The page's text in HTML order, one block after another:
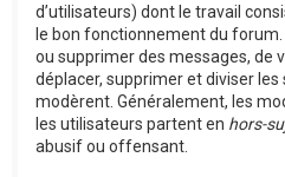
d’utilisateurs) dont le travail
le bon fonctionnement du
ou supprimer des messages, de
déplacer, supprimer et diviser les
modèrent. Généralement, les
les utilisateurs partent en hors-
abusif ou offensant.